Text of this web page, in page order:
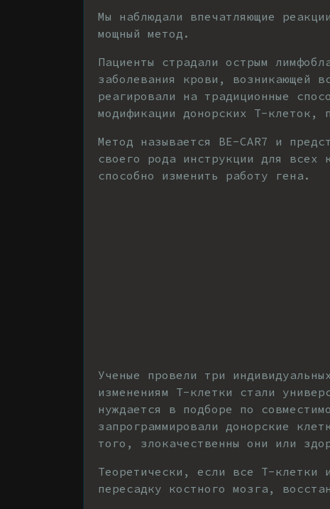
Мы наблюдали впечатляющие
мощный метод.
Пациенты страдали острым
заболевания крови, возникающей
реагировали на традиционные
модификации донорских Т-клеток,
Метод называется BE-CAR7 и
своего рода инструкции для
способно изменить работу гена.
Ученые провели три
изменениям Т-клетки стали
нуждается в подборе по
запрограммировали донорские
того, злокачественны они или
Теоретически, если все Т-клетки
пересадку костного мозга,